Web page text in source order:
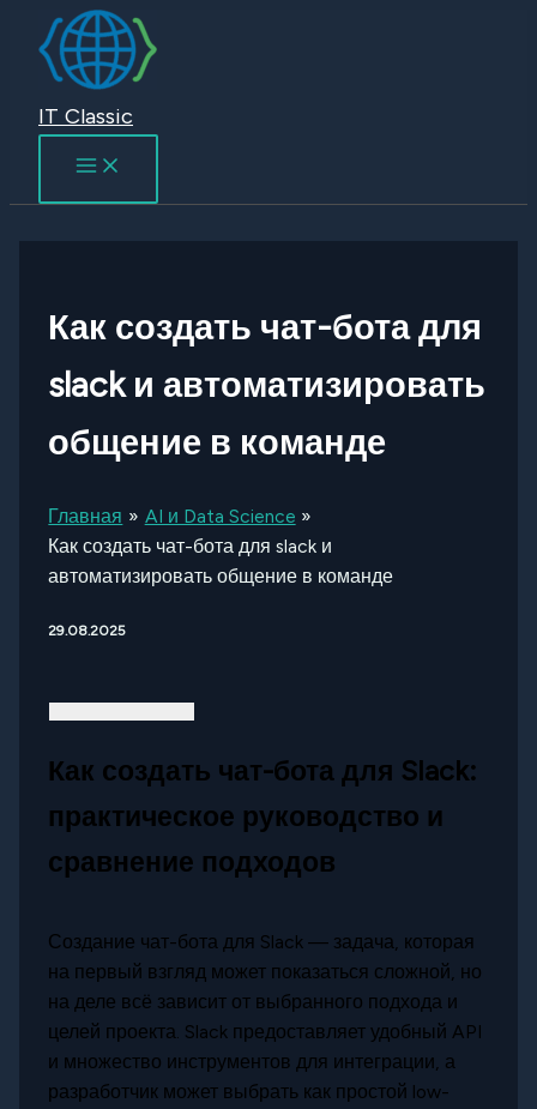
Перейти
содержимому
IT Classic
Как создать чат-бота для
slack и автоматизировать
общение в команде
Главная
AI и Data Science
Как создать чат-бота для slack и
автоматизировать общение в команде
29.08.2025
Как создать чат-бота для Slack:
практическое руководство и
сравнение подходов
Создание чат-бота для Slack — задача, которая
на первый взгляд может показаться сложной, но
на деле всё зависит от выбранного подхода и
целей проекта. Slack предоставляет удобный API
и множество инструментов для интеграции, а
разработчик может выбрать как простой low-